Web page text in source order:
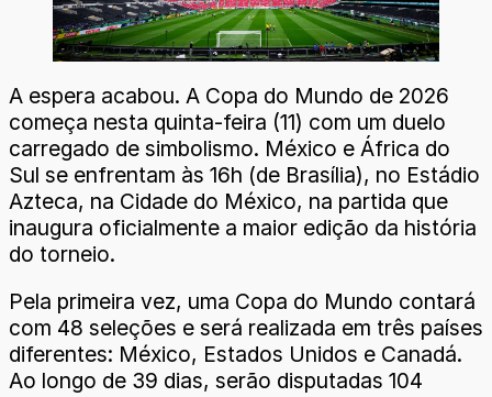
A espera acabou. A Copa do Mundo de 2026
começa nesta quinta-feira (11) com um duelo
carregado de simbolismo. México e África do
Sul se enfrentam às 16h (de Brasília), no Estádio
Azteca, na Cidade do México, na partida que
inaugura oficialmente a maior edição da história
do torneio.
Pela primeira vez, uma Copa do Mundo contará
com 48 seleções e será realizada em três países
diferentes: México, Estados Unidos e Canadá.
Ao longo de 39 dias, serão disputadas 104